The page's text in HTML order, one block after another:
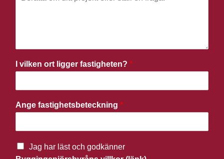
I vilken ort ligger fastigheten? *
Ange fastighetsbeteckning *
Jag har läst och godkänner